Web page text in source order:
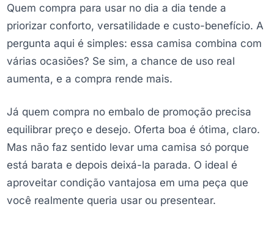
Quem compra para usar no dia a dia tende a
priorizar conforto, versatilidade e custo-benefício. A
pergunta aqui é simples: essa camisa combina com
várias ocasiões? Se sim, a chance de uso real
aumenta, e a compra rende mais.
Já quem compra no embalo de promoção precisa
equilibrar preço e desejo. Oferta boa é ótima, claro.
Mas não faz sentido levar uma camisa só porque
está barata e depois deixá-la parada. O ideal é
aproveitar condição vantajosa em uma peça que
você realmente queria usar ou presentear.